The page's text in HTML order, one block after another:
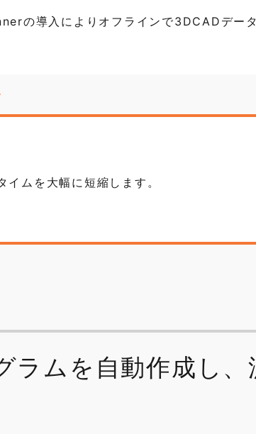
の導入によりオフラインで3DCADデー
ムを大幅に短縮します。
ラムを自動作成し、